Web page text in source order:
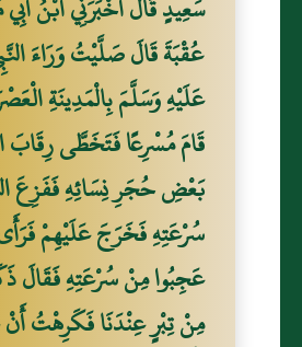
سَعِيدٍ قَالَ أَخْبَرَنِي ابْنُ
عُقْبَةَ قَالَ صَلَّيْتُ وَرَاءَ
عَلَيْهِ وَسَلَّمَ بِالْمَدِينَةِ
قَامَ مُسْرِعًا فَتَخَطَّى رِقَابَ
بَعْضِ حُجَرِ نِسَائِهِ فَفَزِعَ
سُرْعَتِهِ فَخَرَجَ عَلَيْهِمْ
عَجِبُوا مِنْ سُرْعَتِهِ فَقَالَ
مِنْ تِبْرٍ عِنْدَنَا فَكَرِهْتُ